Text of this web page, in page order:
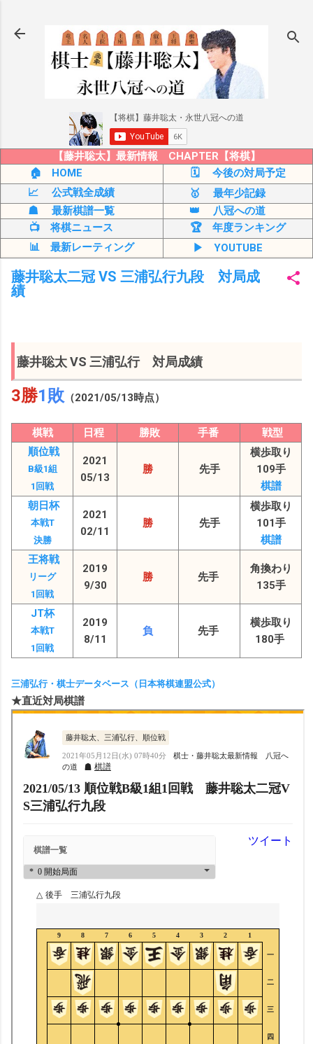
【藤井聡太】最新情報 CHAPTER【将棋】
🏠 HOME
🗓 今後の対局予定
📈 公式戦全成績
🥇 最年少記録
☗ 最新棋譜一覧
👑 八冠への道
📺 将棋ニュース
🏆 年度ランキング
📊 最新レーティング
▶ YOUTUBE
藤井聡太二冠 VS 三浦弘行九段 対局成
績
藤井聡太 VS 三浦弘行 対局成績
3勝1敗 （2021/05/13時点）
棋戦 日程 勝敗 手番
戦型
順位戦
B級1組
1回戦
2021
05/13
勝 先手
横歩取り
109手
棋譜
朝日杯
本戦T
決勝
2021
02/11
勝 先手
横歩取り
101手
棋譜
王将戦
リーグ
1回戦
2019
9/30
勝 先手
角換わり
135手
JT杯
本戦T
1回戦
2019
8/11
負 先手
横歩取り
180手
三浦弘行・棋士データベース（日本将棋連盟公式）
★直近対局棋譜